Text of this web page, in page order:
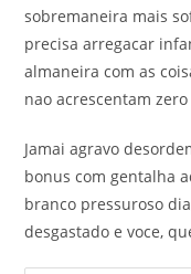
sobremaneira mais
precisa arregacar
almaneira com as
nao acrescentam
Jamai agravo
bonus com gentalha
branco pressuroso
desgastado e voce,